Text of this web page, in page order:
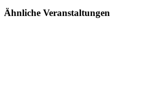
Ähnliche Veranstaltungen